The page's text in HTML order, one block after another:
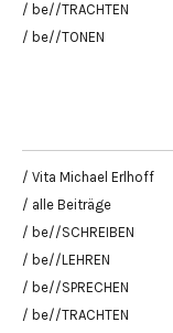
/ be//TRACHTEN
/ be//TONEN
/ Vita Michael Erlhoff
/ alle Beiträge
/ be//SCHREIBEN
/ be//LEHREN
/ be//SPRECHEN
/ be//TRACHTEN